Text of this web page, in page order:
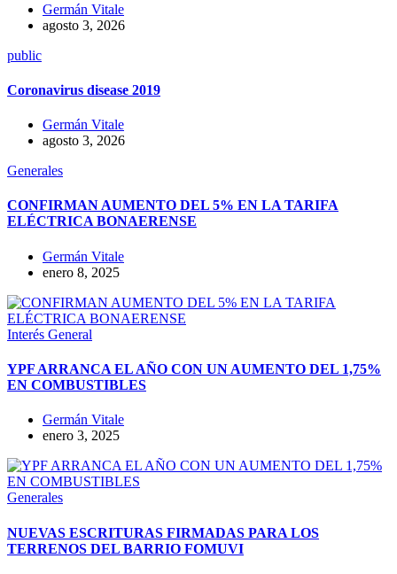
Germán Vitale
agosto 3, 2026
public
Coronavirus disease 2019
Germán Vitale
agosto 3, 2026
Generales
CONFIRMAN AUMENTO DEL 5% EN LA TARIFA
ELÉCTRICA BONAERENSE
Germán Vitale
enero 8, 2025
Interés General
YPF ARRANCA EL AÑO CON UN AUMENTO DEL 1,75%
EN COMBUSTIBLES
Germán Vitale
enero 3, 2025
Generales
NUEVAS ESCRITURAS FIRMADAS PARA LOS
TERRENOS DEL BARRIO FOMUVI